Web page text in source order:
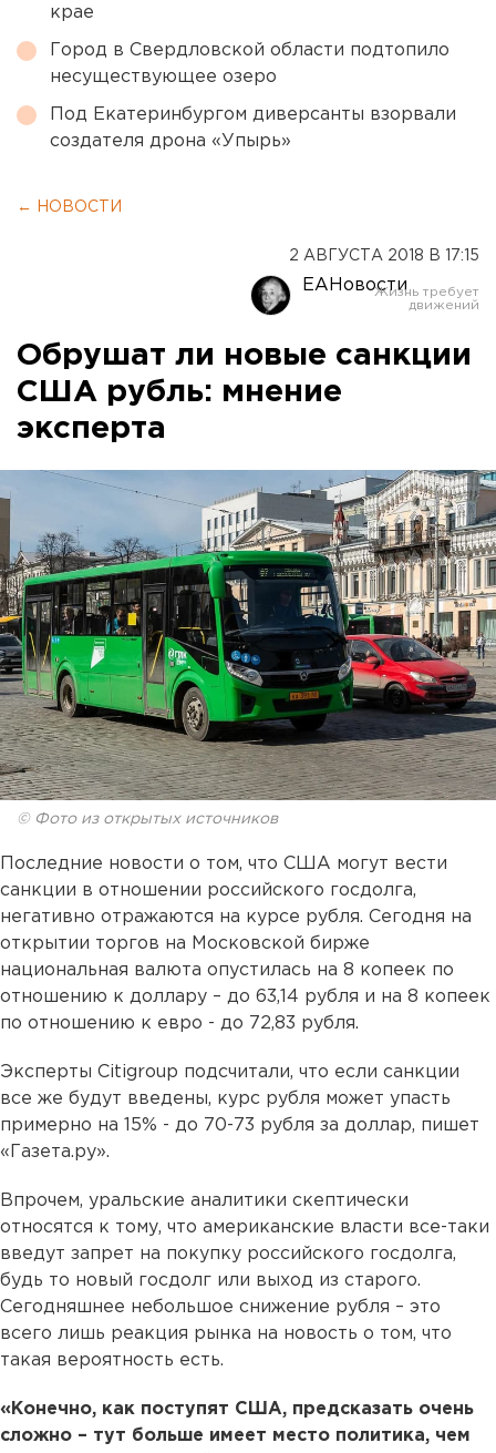
крае
Город в Свердловской области подтопило
несуществующее озеро
Под Екатеринбургом диверсанты взорвали
создателя дрона «Упырь»
← НОВОСТИ
2 АВГУСТА 2018 В 17:15
ЕАНовости
Обрушат ли новые санкции
США рубль: мнение
эксперта
© Фото из открытых источников
Последние новости о том, что США могут вести
санкции в отношении российского госдолга,
негативно отражаются на курсе рубля. Сегодня на
открытии торгов на Московской бирже
национальная валюта опустилась на 8 копеек по
отношению к доллару – до 63,14 рубля и на 8 копеек
по отношению к евро - до 72,83 рубля.
Эксперты Citigroup подсчитали, что если санкции
все же будут введены, курс рубля может упасть
примерно на 15% - до 70-73 рубля за доллар, пишет
«Газета.ру».
Впрочем, уральские аналитики скептически
относятся к тому, что американские власти все-таки
введут запрет на покупку российского госдолга,
будь то новый госдолг или выход из старого.
Сегодняшнее небольшое снижение рубля – это
всего лишь реакция рынка на новость о том, что
такая вероятность есть.
«Конечно, как поступят США, предсказать очень
сложно – тут больше имеет место политика, чем